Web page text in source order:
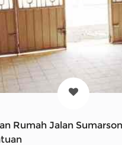
Rumah Jalan